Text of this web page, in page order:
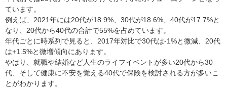
ています。
例えば、2021年には20代が18.9%、30代が18.6%、40代が17.7%と
なり、20代から40代の合計で55%を占めています。
年代ごとに時系列で見ると、2017年対比で30代は-1%と微減、20代
は+1.5%と微増傾向にあります。
やはり、就職や結婚など人生のライフイベントが多い20代から30
代、そして健康に不安を覚える40代で保険を検討される方が多いこ
とがわかります。